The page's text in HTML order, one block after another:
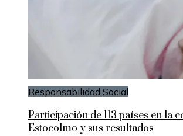
Responsabilidad Social
Participación de 113 países en la
Estocolmo y sus resultados